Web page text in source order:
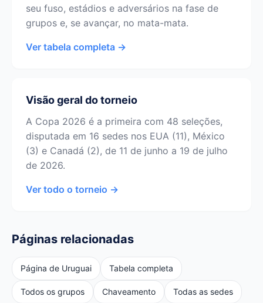
seu fuso, estádios e adversários na fase de
grupos e, se avançar, no mata-mata.
Ver tabela completa →
Visão geral do torneio
A Copa 2026 é a primeira com 48 seleções,
disputada em 16 sedes nos EUA (11), México
(3) e Canadá (2), de 11 de junho a 19 de julho
de 2026.
Ver todo o torneio →
Páginas relacionadas
Página de Uruguai Tabela completa
Todos os grupos Chaveamento Todas as sedes